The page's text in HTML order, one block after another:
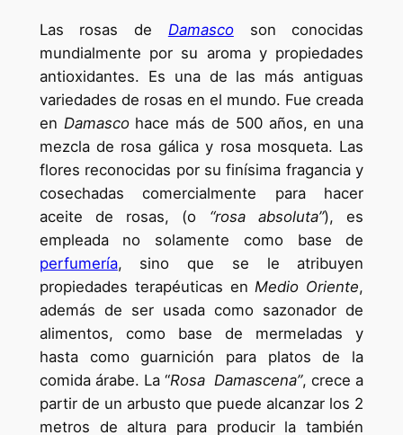
Las rosas de Damascoson conocidas
mundialmente por su aroma y propiedades
antioxidantes. Es una de las más antiguas
variedades de rosas en el mundo. Fue creada
en Damascohace más de 500 años, en una
mezcla de rosa gálica y rosa mosqueta. Las
flores reconocidas por su finísima fragancia y
cosechadas comercialmente para hacer
aceite de rosas, (o “rosa absoluta”), es
empleada no solamente como base de
perfumería, sino que se le atribuyen
propiedades terapéuticas enMedio Oriente,
además de ser usada como sazonador de
alimentos, como base de mermeladas y
hasta como guarnición para platos de la
comida árabe. La “Rosa Damascena”, crece a
partir de un arbusto que puede alcanzar los 2
metros de altura para producir la también